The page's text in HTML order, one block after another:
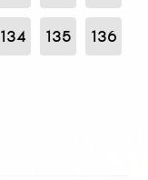
134 135 136